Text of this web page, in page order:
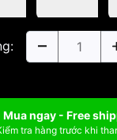
Mua ngay - Free
tra hàng trước khi